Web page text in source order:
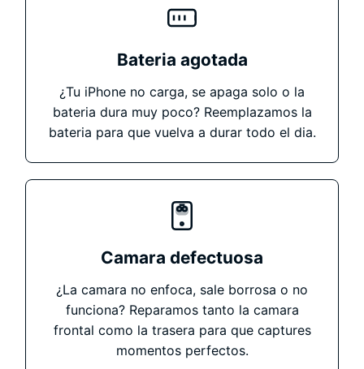
Bateria agotada
¿Tu iPhone no carga, se apaga solo o la
bateria dura muy poco? Reemplazamos la
bateria para que vuelva a durar todo el dia.
Camara defectuosa
¿La camara no enfoca, sale borrosa o no
funciona? Reparamos tanto la camara
frontal como la trasera para que captures
momentos perfectos.